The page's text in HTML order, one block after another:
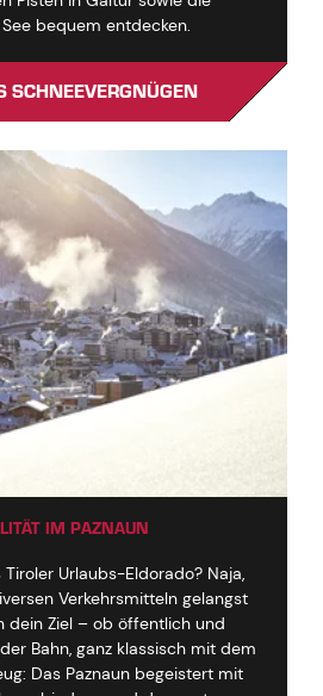
bequem entdecken.
SCHNEEVERGNÜGEN
IM PAZNAUN
Urlaubs-Eldorado? Naja,
Verkehrsmitteln gelangst
dein Ziel – ob öffentlich und
Bahn, ganz klassisch mit dem
Das Paznaun begeistert mit